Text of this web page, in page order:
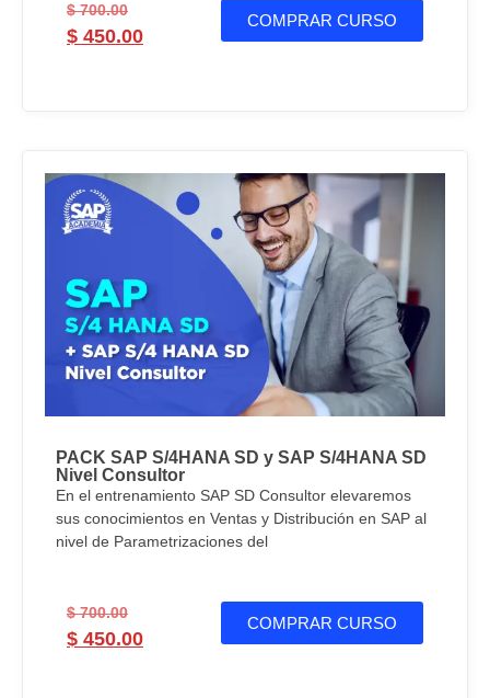
$700.00
$ 450.00
COMPRAR CURSO
PACK SAP S/4HANA SD y SAP S/4HANA SD
Nivel Consultor
En el entrenamiento SAP SD Consultor elevaremos
sus conocimientos en Ventas y Distribución en SAP al
nivel de Parametrizaciones del
$700.00
$ 450.00
COMPRAR CURSO